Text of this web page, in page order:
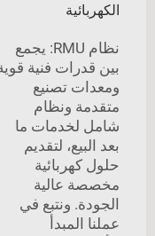
الكهربائية
نظام RMU: يجمع
بين قدرات فنية قوية
ومعدات تصنيع
متقدمة ونظام
شامل لخدمات ما
بعد البيع، لتقديم
حلول كهربائية
مخصصة عالية
الجودة. ونتبع في
عملنا المبدأ